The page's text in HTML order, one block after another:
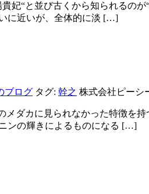
妃“と並び古くから知られるの
に近いが、全体的に淡 […]
ブログ タグ: 幹之 株式会社ピーシ
メダカに見られなかった特徴を
ンの輝きによるものになる […]